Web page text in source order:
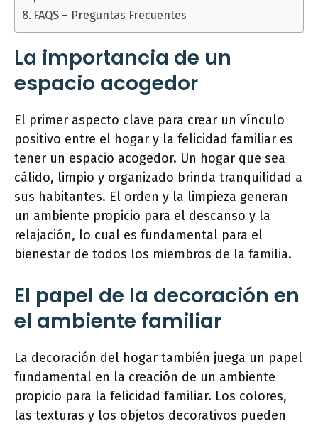
FAQS – Preguntas Frecuentes
La importancia de un
espacio acogedor
El primer aspecto clave para crear un vínculo
positivo entre el hogar y la felicidad familiar es
tener un espacio acogedor. Un hogar que sea
cálido, limpio y organizado brinda tranquilidad a
sus habitantes. El orden y la limpieza generan
un ambiente propicio para el descanso y la
relajación, lo cual es fundamental para el
bienestar de todos los miembros de la familia.
El papel de la decoración en
el ambiente familiar
La decoración del hogar también juega un papel
fundamental en la creación de un ambiente
propicio para la felicidad familiar. Los colores,
las texturas y los objetos decorativos pueden